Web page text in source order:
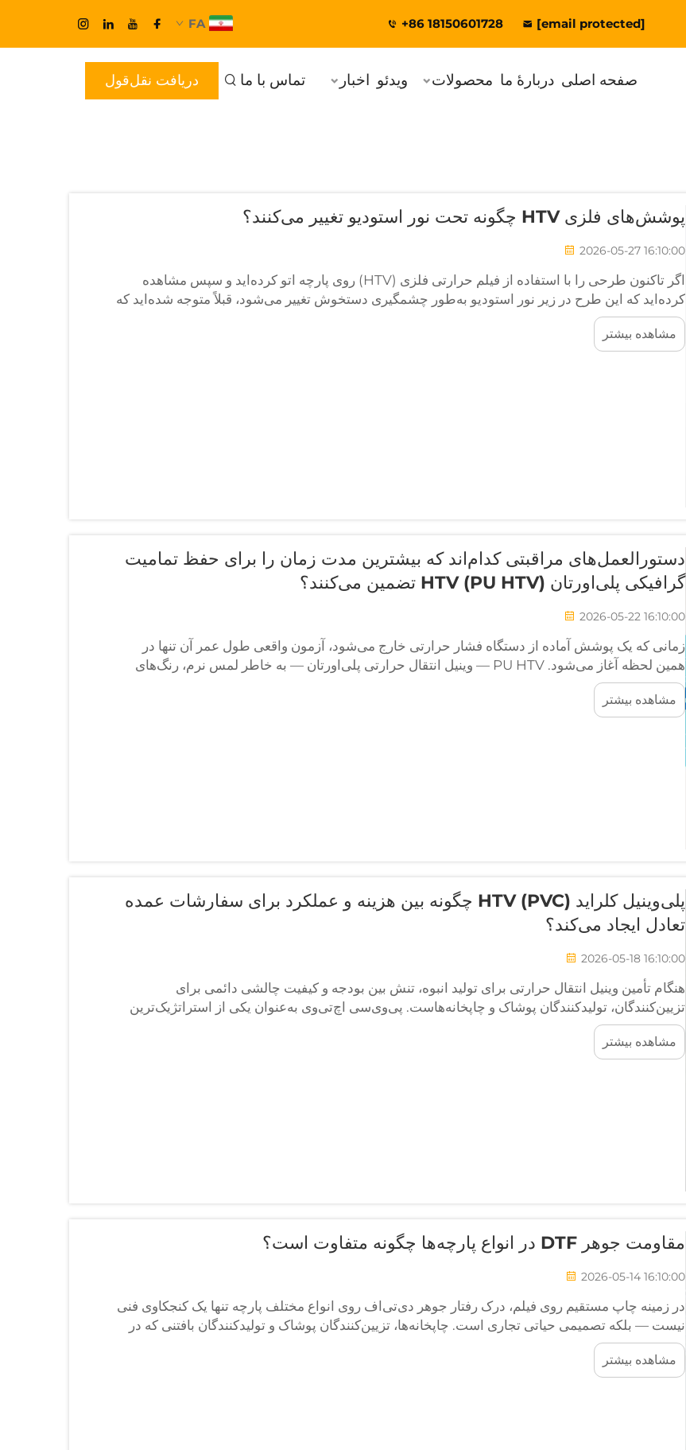
+86 18150601728 [email protected]
FA
صفحه اصلی دربارهٔ ما محصولات ویدئو اخبار تماس با ما دریافت نقل‌قول
پوشش‌های فلزی HTV چگونه تحت نور استودیو تغییر می‌کنند؟
2026-05-27 16:10:00
اگر تاکنون طرحی را با استفاده از فیلم حرارتی فلزی (HTV) روی پارچه اتو کرده‌اید و سپس مشاهده
کرده‌اید که این طرح در زیر نور استودیو به‌طور چشمگیری دستخوش تغییر می‌شود، قبلاً متوجه شده‌اید که
چرا این ماده همچنان طراحان، عکاسان و تولیدکنندگان لباس‌های سفارشی را مجذوب خود می‌کند...
مشاهده بیشتر
دستورالعمل‌های مراقبتی کدام‌اند که بیشترین مدت زمان را برای حفظ تمامیت
گرافیکی پلی‌اورتان HTV (PU HTV) تضمین می‌کنند؟
2026-05-22 16:10:00
زمانی که یک پوشش آماده از دستگاه فشار حرارتی خارج می‌شود، آزمون واقعی طول عمر آن تنها در
همین لحظه آغاز می‌شود. PU HTV — وینیل انتقال حرارتی پلی‌اورتان — به خاطر لمس نرم، رنگ‌های
پررنگ و قابلیت کشیدگی عالی‌اش مشهور است، اما...
مشاهده بیشتر
پلی‌وینیل کلراید (PVC) HTV چگونه بین هزینه و عملکرد برای سفارشات عمده
تعادل ایجاد می‌کند؟
2026-05-18 16:10:00
هنگام تأمین وینیل انتقال حرارتی برای تولید انبوه، تنش بین بودجه و کیفیت چالشی دائمی برای
تزیین‌کنندگان، تولیدکنندگان پوشاک و چاپخانه‌هاست. پی‌وی‌سی اچ‌تی‌وی به‌عنوان یکی از استراتژیک‌ترین
راه‌حل‌ها ظهور کرده است...
مشاهده بیشتر
مقاومت جوهر DTF در انواع پارچه‌ها چگونه متفاوت است؟
2026-05-14 16:10:00
در زمینه چاپ مستقیم روی فیلم، درک رفتار جوهر دی‌تی‌اف روی انواع مختلف پارچه تنها یک کنجکاوی فنی
نیست — بلکه تصمیمی حیاتی تجاری است. چاپخانه‌ها، تزیین‌کنندگان پوشاک و تولیدکنندگان بافتنی که در
این زمینه سرمایه‌گذاری می‌کنند...
مشاهده بیشتر